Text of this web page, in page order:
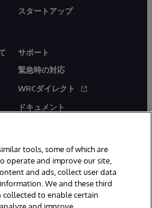
スタートアップ
サポート
緊急時の対応
WRCダイレクト
ドキュメント
tools, some of which are
operate and improve our site,
and ads, collect user data
We and these third
collected to enable certain